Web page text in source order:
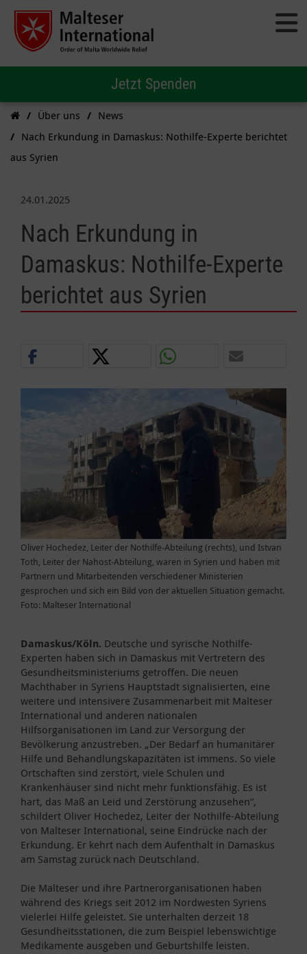
Jetzt Spenden
Über uns
News
Nach Erkundung in Damaskus: Nothilfe-Experte berichtet
aus Syrien
24.01.2025
Nach Erkundung in
Damaskus: Nothilfe-Experte
berichtet aus Syrien
Oliver Hochedez, Leiter der Nothilfe-Abteilung (rechts), und Istvan
Toth, Leiter der Nahost-Abteilung, waren in Syrien und haben mit
Partnern und Mitarbeitenden verschiedener Ministerien
gesprochen und sich ein Bild von der aktuellen Situation gemacht.
Foto: Malteser International
Damaskus/Köln. Deutsche und syrische Nothilfe-
Experten haben sich in Damaskus mit Vertretern des
Gesundheitsministeriums getroffen. Die neuen
Machthaber in Syriens Hauptstadt signalisierten, eine
weitere und intensivere Zusammenarbeit mit Malteser
International und anderen nationalen
Hilfsorganisationen im Land zur Versorgung der
Bevölkerung anzustreben. „Der Bedarf an humanitärer
Hilfe und Behandlungskapazitäten ist immens. So viele
Ortschaften sind zerstört, viele Schulen und
Krankenhäuser sind nicht mehr funktionsfähig. Es ist
hart, das Maß an Leid und Zerstörung anzusehen“,
schildert Oliver Hochedez, Leiter der Nothilfe-Abteilung
von Malteser International, seine Eindrücke nach der
Erkundung. Er kehrt nach dem Aufenthalt in Damaskus
am Samstag zurück nach Deutschland.
Die Malteser und ihre Partnerorganisationen haben
während des Kriegs seit 2012 im Nordwesten Syriens
vielerlei Hilfe geleistet. Sie unterhalten derzeit 18
Gesundheitsstationen, die zum Beispiel lebenswichtige
Medikamente ausgeben und Geburtshilfe leisten.